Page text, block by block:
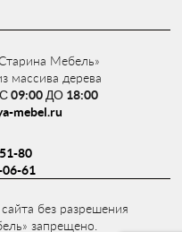
Мебель»
массива дерева
09:00 ДО 18:00
mebel.ru
80
06-61
без разрешения
запрещено.